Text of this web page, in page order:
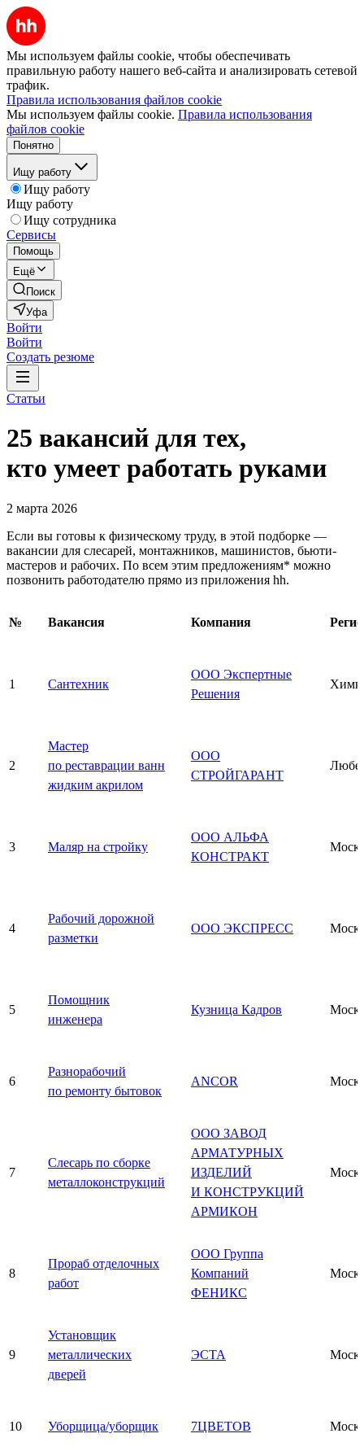
Мы используем файлы cookie, чтобы обеспечивать
правильную работу нашего веб-сайта и анализировать сетевой
трафик.
Правила использования файлов cookie
Мы используем файлы cookie. Правила использования
файлов cookie
Понятно
Ищу работу
Ищу работу
Ищу работу
Ищу сотрудника
Сервисы
Помощь
Ещё
Поиск
Уфа
Войти
Войти
Создать резюме
Статьи
25 вакансий для тех,
кто умеет работать руками
2 марта 2026
Если вы готовы к физическому труду, в этой подборке —
вакансии для слесарей, монтажников, машинистов, бьюти-
мастеров и рабочих. По всем этим предложениям* можно
позвонить работодателю прямо из приложения hh.
№ Вакансия Компания
1 Сантехник
ООО Экспертные
Решения
2
Мастер
по реставрации ванн
жидким акрилом
ООО
СТРОЙГАРАНТ
3 Маляр на стройку
ООО АЛЬФА
КОНСТРАКТ
4
Рабочий дорожной
разметки
ООО ЭКСПРЕСС
5
Помощник
инженера
Кузница Кадров
6
Разнорабочий
по ремонту бытовок
ANCOR
7
Слесарь по сборке
металлоконструкций
ООО ЗАВОД
АРМАТУРНЫХ
ИЗДЕЛИЙ
И КОНСТРУКЦИЙ
АРМИКОН
8
Прораб отделочных
работ
ООО Группа
Компаний
ФЕНИКС
9
Установщик
металлических
дверей
ЭСТА
10 Уборщица/уборщик 7ЦВЕТОВ